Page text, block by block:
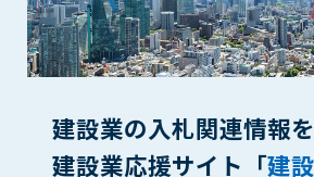
建設業の入札関連情報
建設業応援サイト「建
る行為
(2) 第三者または管理者の財産、プライバ
為
(4) 有害なコンピュータプログラム等を送
(5) 第三者に不利益を与える行為
(6) 管理者が承認していない営利を目的と